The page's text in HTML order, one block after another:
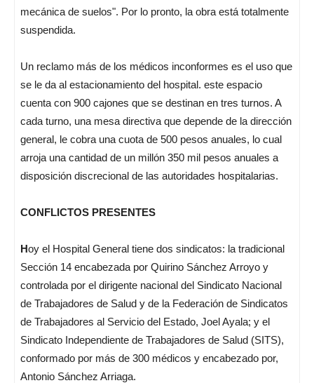
mecánica de suelos". Por lo pronto, la obra está totalmente
suspendida.
Un reclamo más de los médicos inconformes es el uso que
se le da al estacionamiento del hospital. este espacio
cuenta con 900 cajones que se destinan en tres turnos. A
cada turno, una mesa directiva que depende de la dirección
general, le cobra una cuota de 500 pesos anuales, lo cual
arroja una cantidad de un millón 350 mil pesos anuales a
disposición discrecional de las autoridades hospitalarias.
CONFLICTOS PRESENTES
Hoy el Hospital General tiene dos sindicatos: la tradicional
Sección 14 encabezada por Quirino Sánchez Arroyo y
controlada por el dirigente nacional del Sindicato Nacional
de Trabajadores de Salud y de la Federación de Sindicatos
de Trabajadores al Servicio del Estado, Joel Ayala; y el
Sindicato Independiente de Trabajadores de Salud (SITS),
conformado por más de 300 médicos y encabezado por,
Antonio Sánchez Arriaga.